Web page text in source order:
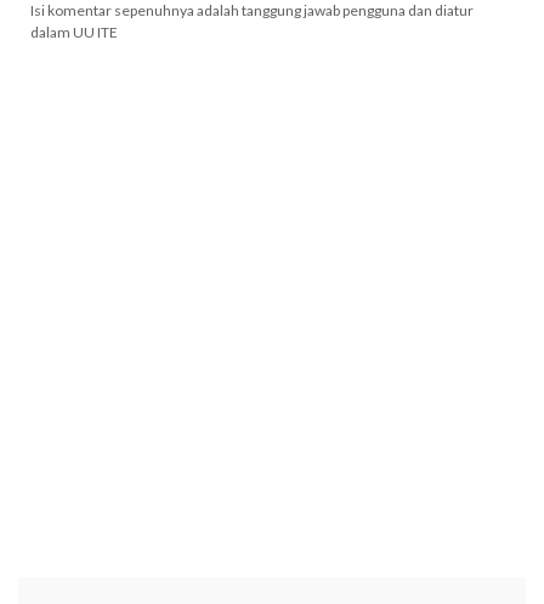
Isi komentar sepenuhnya adalah tanggung jawab pengguna dan diatur
dalam UU ITE